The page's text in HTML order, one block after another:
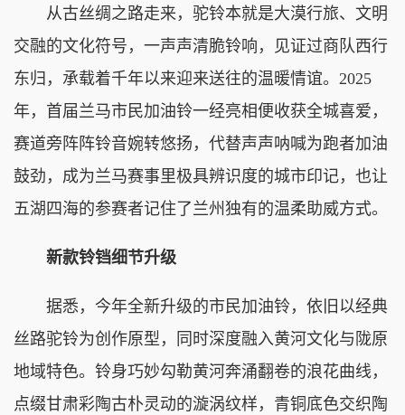
从古丝绸之路走来，驼铃本就是大漠行旅、文明
交融的文化符号，一声声清脆铃响，见证过商队西行
东归，承载着千年以来迎来送往的温暖情谊。2025
年，首届兰马市民加油铃一经亮相便收获全城喜爱，
赛道旁阵阵铃音婉转悠扬，代替声声呐喊为跑者加油
鼓劲，成为兰马赛事里极具辨识度的城市印记，也让
五湖四海的参赛者记住了兰州独有的温柔助威方式。
新款铃铛细节升级
据悉，今年全新升级的市民加油铃，依旧以经典
丝路驼铃为创作原型，同时深度融入黄河文化与陇原
地域特色。铃身巧妙勾勒黄河奔涌翻卷的浪花曲线，
点缀甘肃彩陶古朴灵动的漩涡纹样，青铜底色交织陶